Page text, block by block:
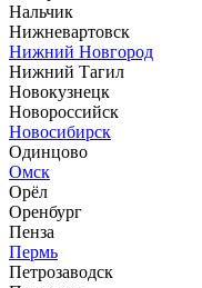
Нальчик
Нижневартовск
Нижний Новгород
Нижний Тагил
Новокузнецк
Новороссийск
Новосибирск
Одинцово
Омск
Орёл
Оренбург
Пенза
Пермь
Петрозаводск